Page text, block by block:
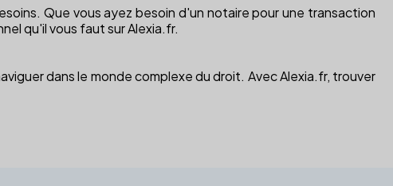
Que vous ayez besoin d'un notaire pour une transaction
qu'il vous faut sur Alexia.fr.
dans le monde complexe du droit. Avec Alexia.fr, trouver